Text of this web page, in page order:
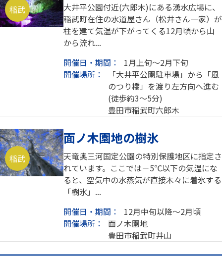
稲武
大井平公園付近(六郎木)にある湧水広場に、
稲武町在住の水道屋さん（松井さん一家）が
柱を建て気温が下がってくる12月頃から山
から流れ...
開催日・期間：
1月上旬～2月下旬
開催場所：
「大井平公園駐車場」から「風
のつり橋」を渡り左方向へ進む
(徒歩約3～5分)
豊田市稲武町六郎木
稲武
面ノ木園地の樹氷
天竜奥三河国定公園の特別保護地区に指定さ
れています。ここでは－5℃以下の気温にな
ると、空気中の水蒸気が直接木々に着氷する
「樹氷」...
開催日・期間：
12月中旬以降～2月頃
開催場所：
面ノ木園地
豊田市稲武町井山